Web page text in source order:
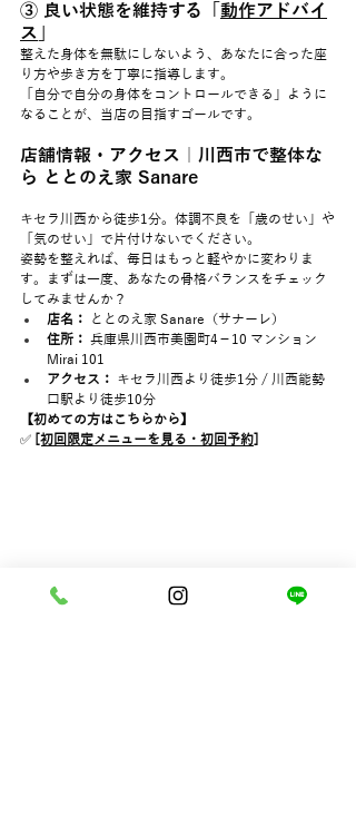
③ 良い状態を維持する「 動作アドバイ
ス
整えた身体を無駄にしないよう、あなたに合った座
り方や歩き方を丁寧に指導します。
「自分で自分の身体をコントロールできる」ように
なることが、当店の目指すゴールです。
店舗情報・アクセス｜川西市で整体な
ら ととのえ家 Sanare
キセラ川西から徒歩1分。体調不良を「歳のせい」や
「気のせい」で片付けないでください。
姿勢を整えれば、毎日はもっと軽やかに変わりま
す。まずは一度、あなたの骨格バランスをチェック
してみませんか？
店名：
ととのえ家 Sanare（サナーレ）
住所： 兵庫県川西市美園町4－10 マンション
Mirai 101
アクセス： キセラ川西より徒歩1分 / 川西能勢
口駅より徒歩10分
【初めての方はこちらから】
✅ [初回限定メニューを見る・初回予約]